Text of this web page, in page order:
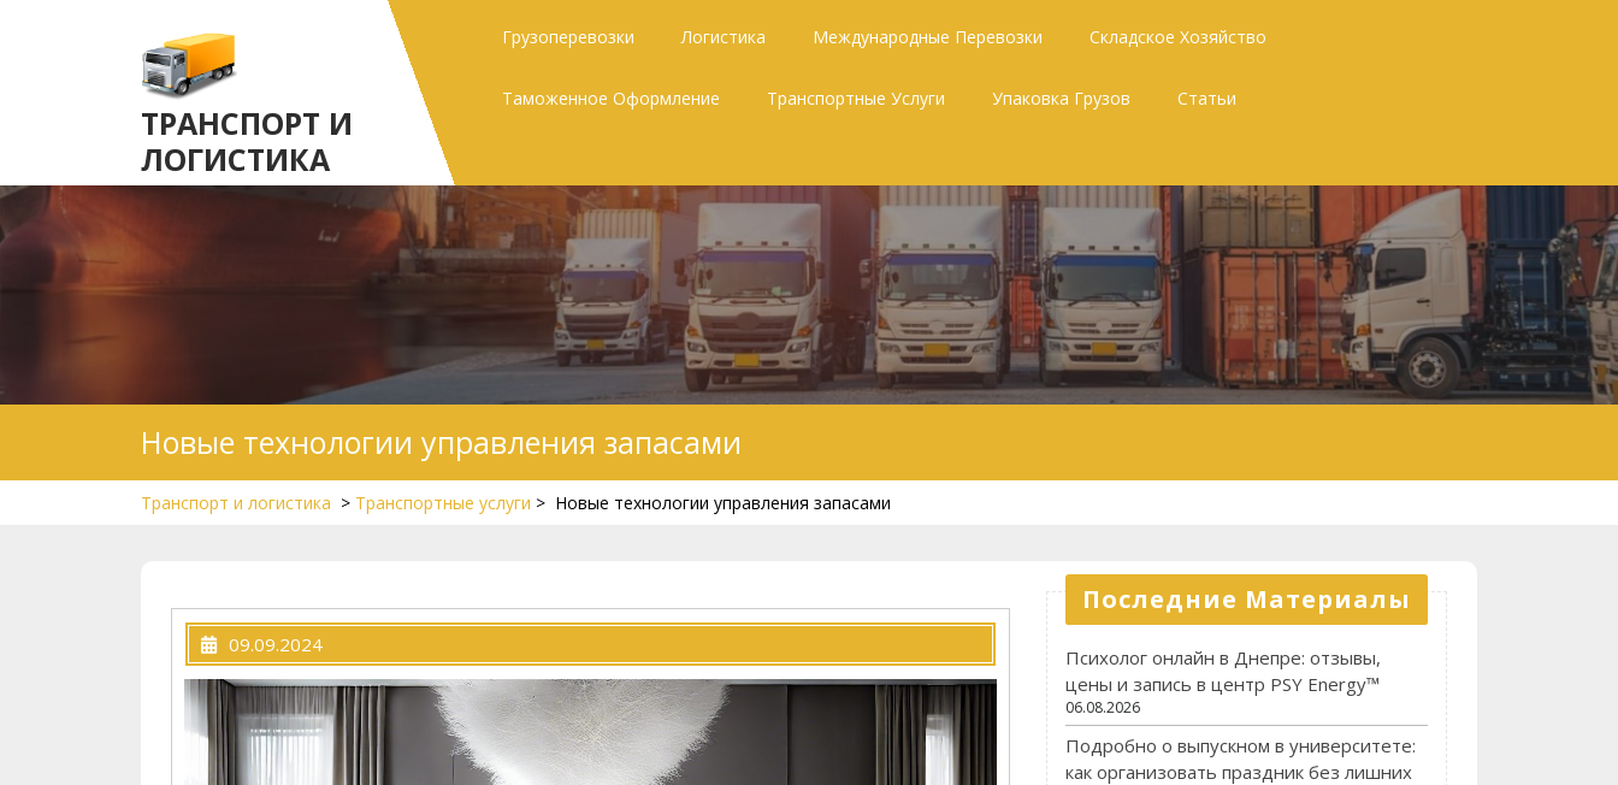
ТРАНСПОРТ И
ЛОГИСТИКА
Грузоперевозки Логистика Международные Перевозки Складское Хозяйство
Таможенное Оформление Транспортные Услуги Упаковка Грузов Статьи
Новые технологии управления запасами
Транспорт и логистика > Транспортные услуги > Новые технологии управления запасами
09.09.2024
Последние Материалы
Психолог онлайн в Днепре: отзывы,
цены и запись в центр PSY Energy™
06.08.2026
Подробно о выпускном в университете:
как организовать праздник без лишних